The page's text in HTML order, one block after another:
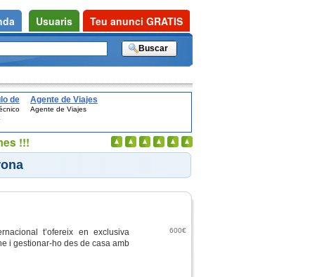
de
y
Agente de Viajes
Agente de Viajes
t’ofereix en exclusiva
i gestionar-ho des de casa amb
600€
Usuaris Teu anunci GRATIS
!!!